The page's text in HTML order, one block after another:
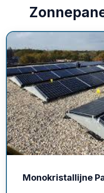
Monokristallijne